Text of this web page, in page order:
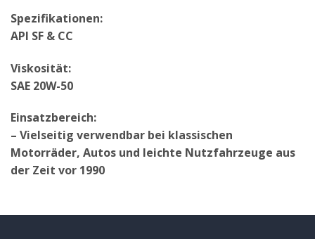
Spezifikationen:
API SF & CC
Viskosität:
SAE 20W-50
Einsatzbereich:
– Vielseitig verwendbar bei klassischen
Motorräder, Autos und leichte Nutzfahrzeuge aus
der Zeit vor 1990